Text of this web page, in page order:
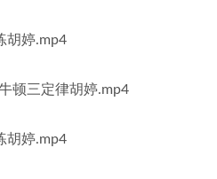
胡婷.mp4
顿三定律胡婷.mp4
胡婷.mp4